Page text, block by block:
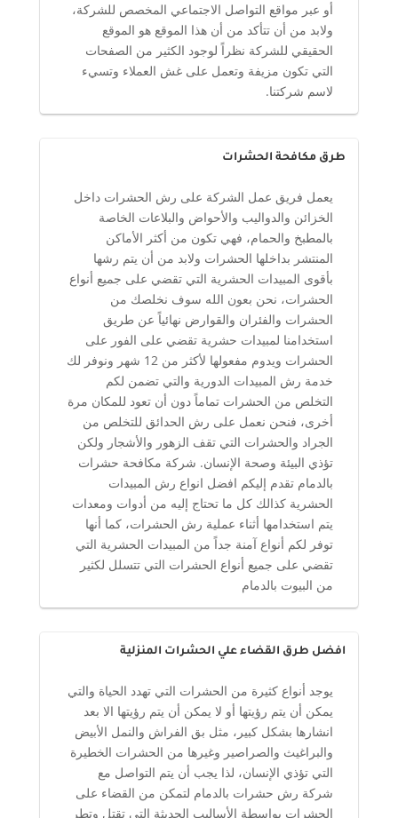
أو عبر مواقع التواصل الاجتماعي المخصص للشركة،
ولابد من أن تتأكد من أن هذا الموقع هو الموقع
الحقيقي للشركة نظراً لوجود الكثير من الصفحات
التي تكون مزيفة وتعمل على غش العملاء وتسيء
لاسم شركتنا.
طرق مكافحة الحشرات
يعمل فريق عمل الشركة على رش الحشرات داخل
الخزائن والدواليب والأحواض والبلاعات الخاصة
بالمطبخ والحمام، فهي تكون من أكثر الأماكن
المنتشر بداخلها الحشرات ولابد من أن يتم رشها
بأقوى المبيدات الحشرية التي تقضي على جميع أنواع
الحشرات، نحن بعون الله سوف نخلصك من
الحشرات والفئران والقوارض نهائياً عن طريق
استخدامنا لمبيدات حشرية تقضي على الفور على
الحشرات ويدوم مفعولها لأكثر من 12 شهر ونوفر لك
خدمة رش المبيدات الدورية والتي تضمن لكم
التخلص من الحشرات تماماً دون أن تعود للمكان مرة
أخرى، فنحن نعمل على رش الحدائق للتخلص من
الجراد والحشرات التي تقف الزهور والأشجار ولكن
تؤذي البيئة وصحة الإنسان. شركة مكافحة حشرات
بالدمام تقدم إليكم افضل انواع رش المبيدات
الحشرية كذالك كل ما تحتاج إليه من أدوات ومعدات
يتم استخدامها أثناء عملية رش الحشرات، كما أنها
توفر لكم أنواع آمنة جداً من المبيدات الحشرية التي
تقضي على جميع أنواع الحشرات التي تتسلل لكثير
من البيوت بالدمام
افضل طرق القضاء علي الحشرات المنزلية
يوجد أنواع كثيرة من الحشرات التي تهدد الحياة والتي
يمكن أن يتم رؤيتها أو لا يمكن أن يتم رؤيتها الا بعد
انشارها بشكل كبير، مثل بق الفراش والنمل الأبيض
والبراغيث والصراصير وغيرها من الحشرات الخطيرة
التي تؤذي الإنسان، لذا يجب أن يتم التواصل مع
شركة رش حشرات بالدمام لتمكن من القضاء على
الحشرات بواسطة الأساليب الحديثة التي تقتل وتطر